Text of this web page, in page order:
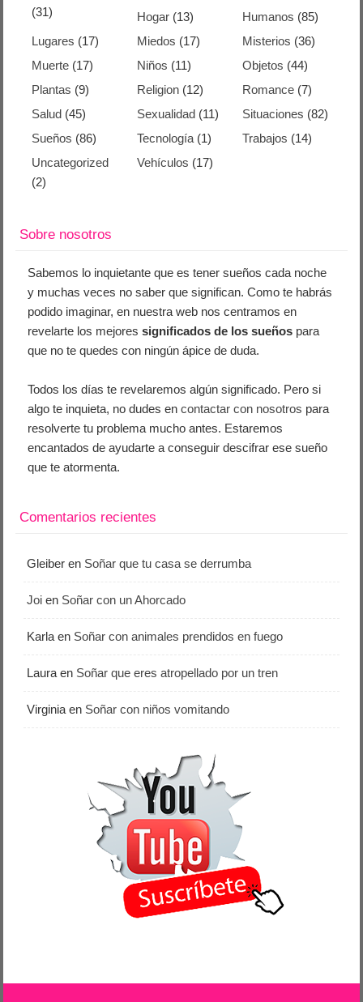
(31)
Hogar (13) Humanos (85)
Lugares (17) Miedos (17) Misterios (36)
Muerte (17) Niños (11) Objetos (44)
Plantas (9) Religion (12) Romance(7)
Salud (45) Sexualidad (11) Situaciones (82)
Sueños (86) Tecnología (1) Trabajos (14)
Uncategorized
(2)
Vehículos (17)
Sobre nosotros
Sabemos lo inquietante que es tener sueños cada noche
y muchas veces no saber que significan. Como te habrás
podido imaginar, en nuestra web nos centramos en
revelarte los mejoressignificados de los sueños para
que no te quedes con ningún ápice de duda.
Todos los días te revelaremos algún significado. Pero si
algo te inquieta, no dudes encontactar con nosotros para
resolverte tu problema mucho antes. Estaremos
encantados de ayudarte a conseguir descifrar ese sueño
que te atormenta.
Comentarios recientes
Gleiber en Soñar que tu casa se derrumba
Joi en Soñar con un Ahorcado
Karla en Soñar con animales prendidos en fuego
Laura en Soñar que eres atropellado por un tren
Virginia en Soñar con niños vomitando